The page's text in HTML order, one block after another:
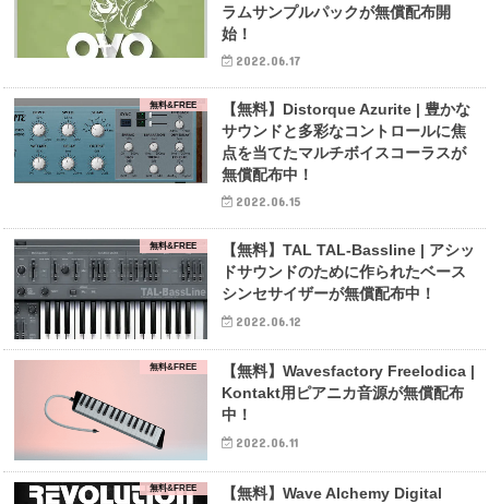
ラムサンプルパックが無償配布開
始！
2022.06.17
無料&FREE
【無料】Distorque Azurite | 豊かな
サウンドと多彩なコントロールに焦
点を当てたマルチボイスコーラスが
無償配布中！
2022.06.15
無料&FREE
【無料】TAL TAL-Bassline | アシッ
ドサウンドのために作られたベース
シンセサイザーが無償配布中！
2022.06.12
無料&FREE
【無料】Wavesfactory Freelodica |
Kontakt用ピアニカ音源が無償配布
中！
2022.06.11
無料&FREE
【無料】Wave Alchemy Digital